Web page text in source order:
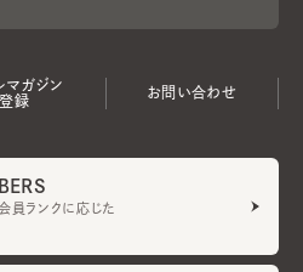
マガジン
登録
お問い合わせ
員ランクに応じた